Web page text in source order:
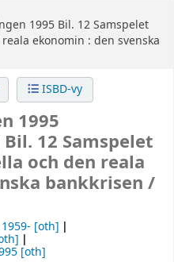
1995 Bil. 12Samspelet
ekonomin : den svenska
ISBD-vy
1995
Bil. 12 Samspelet
och den reala
bankkrisen /
[oth]
[oth]